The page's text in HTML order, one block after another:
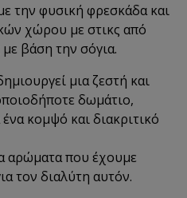
την φυσική φρεσκάδα και
χώρου με στικς από
βάση την σόγια.
μια ζεστή και
δωμάτιο,
κομψό και διακριτικό
αρώματα που έχουμε
τον διαλύτη αυτόν.